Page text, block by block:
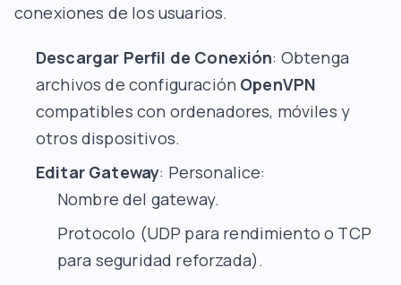
conexiones de los usuarios.
Descargar Perfil de Conexión: Obtenga
archivos de configuración OpenVPN
compatibles con ordenadores, móviles y
otros dispositivos.
Editar Gateway: Personalice:
Nombre del gateway.
Protocolo (UDP para rendimiento o TCP
para seguridad reforzada).